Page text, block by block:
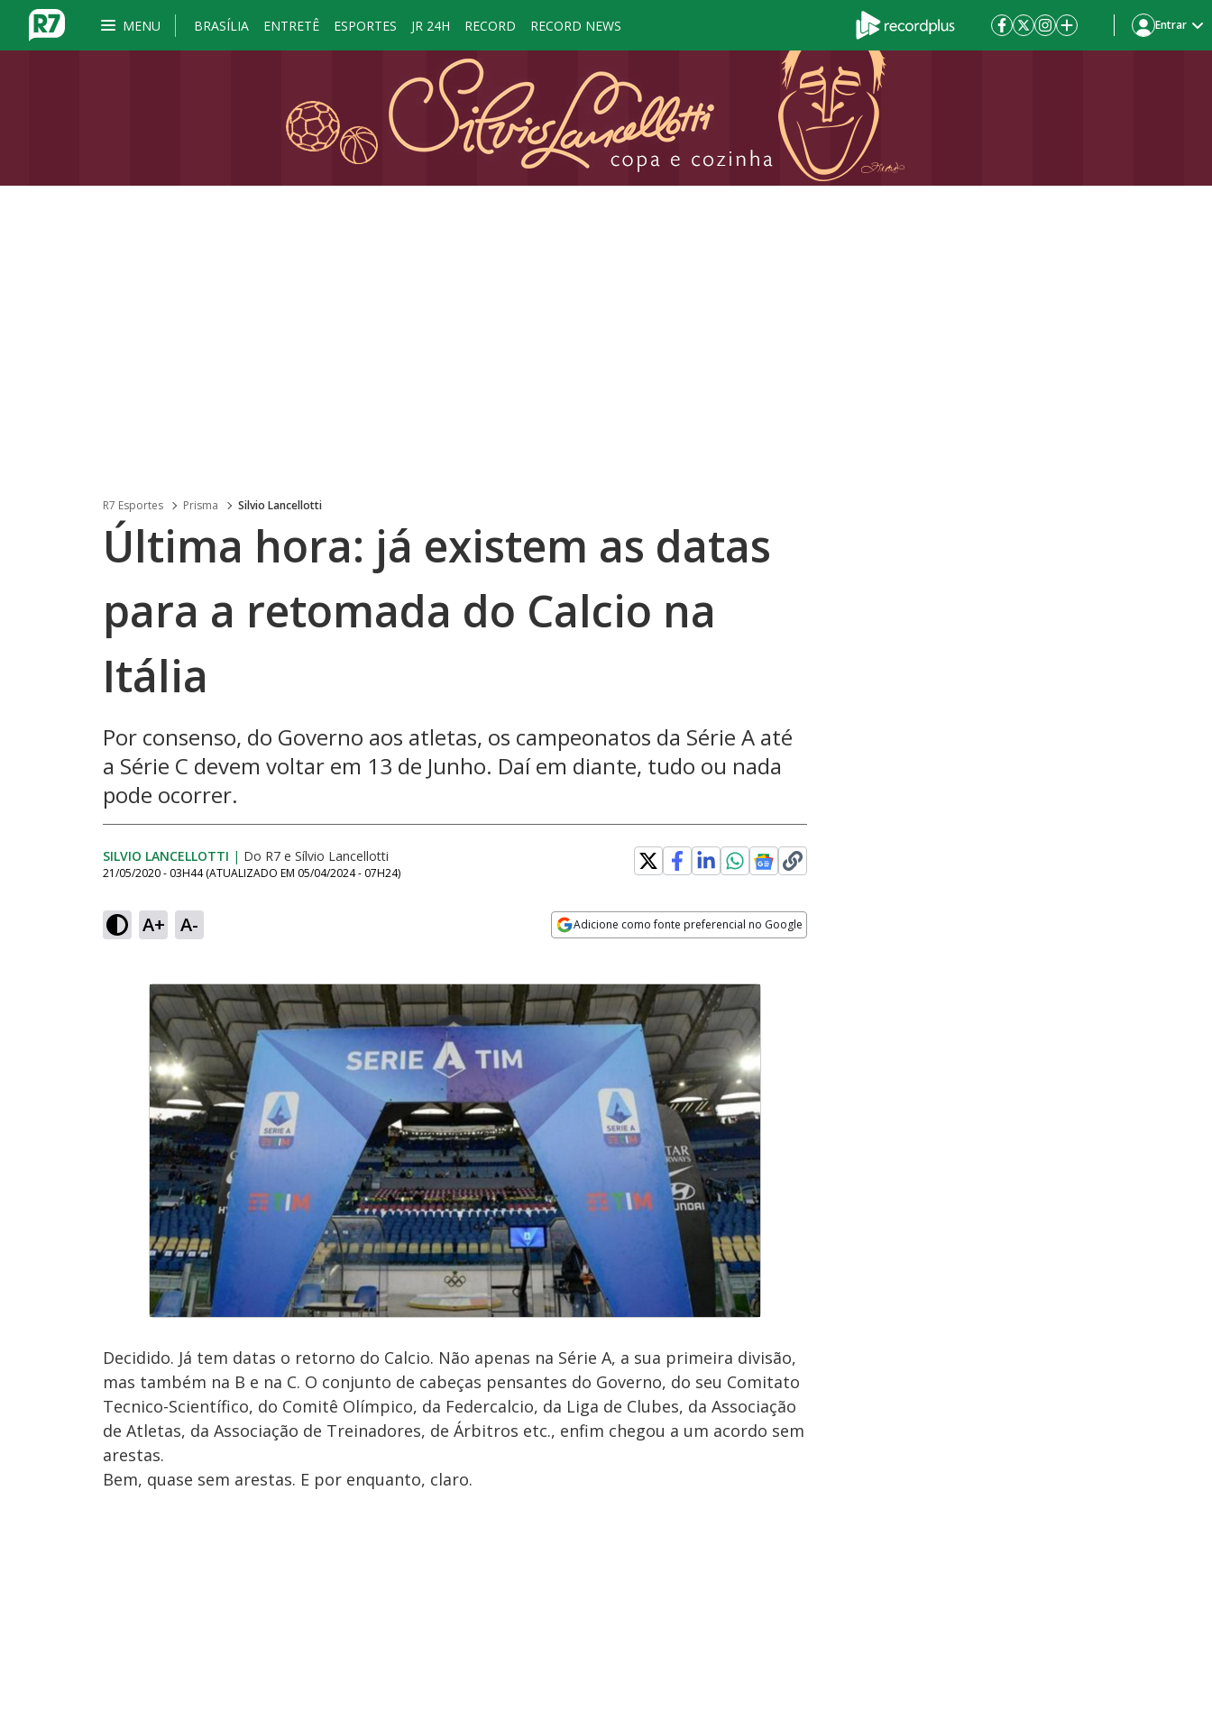
MENU BRASÍLIA ENTRETÊ ESPORTES JR 24H RECORD RECORD NEWS Entrar
R7 Esportes Prisma Silvio Lancellotti
Última hora: já existem as datas
para a retomada do Calcio na
Itália
Por consenso, do Governo aos atletas, os campeonatos da Série A até
a Série C devem voltar em 13 de Junho. Daí em diante, tudo ou nada
pode ocorrer.
SILVIO LANCELLOTTI | Do R7 e Sílvio Lancellotti
21/05/2020 - 03H44 (ATUALIZADO EM 05/04/2024 - 07H24)
A+ A- Adicione como fonte preferencial no Google
Decidido. Já tem datas o retorno do Calcio. Não apenas na Série A, a sua primeira divisão,
mas também na B e na C. O conjunto de cabeças pensantes do Governo, do seu Comitato
Tecnico-Scientífico, do Comitê Olímpico, da Federcalcio, da Liga de Clubes, da Associação
de Atletas, da Associação de Treinadores, de Árbitros etc., enfim chegou a um acordo sem
arestas.
Bem, quase sem arestas. E por enquanto, claro.